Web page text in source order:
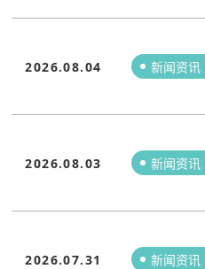
2026.08.04 新闻资讯
2026.08.03 新闻资讯
2026.07.31 新闻资讯